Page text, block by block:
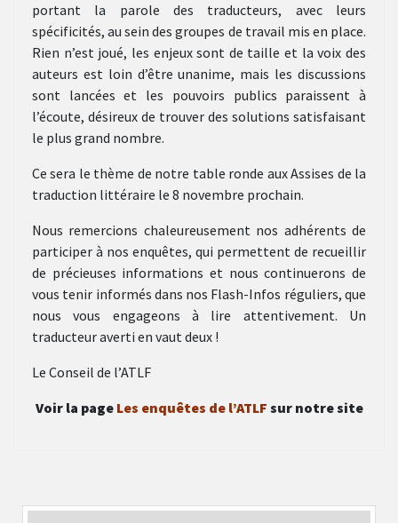
portant la parole des traducteurs, avec leurs
spécificités, au sein des groupes de travail mis en place.
Rien n’est joué, les enjeux sont de taille et la voix des
auteurs est loin d’être unanime, mais les discussions
sont lancées et les pouvoirs publics paraissent à
l’écoute, désireux de trouver des solutions satisfaisant
le plus grand nombre.
Ce sera le thème de notre table ronde aux Assises de la
traduction littéraire le 8 novembre prochain.
Nous remercions chaleureusement nos adhérents de
participer à nos enquêtes, qui permettent de recueillir
de précieuses informations et nous continuerons de
vous tenir informés dans nos Flash-Infos réguliers, que
nous vous engageons à lire attentivement. Un
traducteur averti en vaut deux !
Le Conseil de l’ATLF
Voir la page Les enquêtes de l’ATLF sur notre site